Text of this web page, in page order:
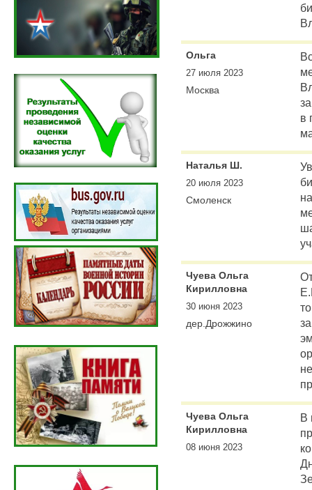
Ольга
27 июля 2023
Москва
в
Наталья Ш.
20 июля 2023
Смоленск
Чуева Ольга
Кирилловна
30 июня 2023
дер.Дрожжино
Чуева Ольга
Кирилловна
08 июня 2023
В